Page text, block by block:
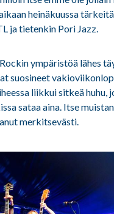
heinäkuussa
ja tietenkin Pori Jazz.
ympäristöä lähes
suosineet
liikkui sitkeä huhu,
sataa aina. Itse
merkitsevästi.